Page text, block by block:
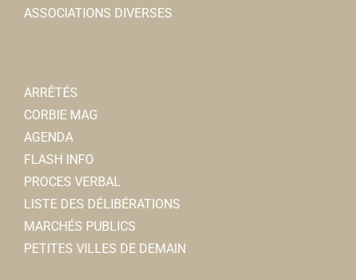
ASSOCIATIONS DIVERSES
ARRÊTÉS
CORBIE MAG
AGENDA
FLASH INFO
PROCES VERBAL
LISTE DES DÉLIBÉRATIONS
MARCHÉS PUBLICS
PETITES VILLES DE DEMAIN